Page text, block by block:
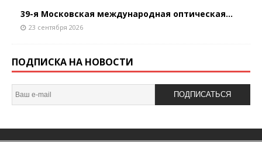
39-я Московская международная оптическая...
23 сентября 2026
ПОДПИСКА НА НОВОСТИ
ПОДПИСАТЬСЯ